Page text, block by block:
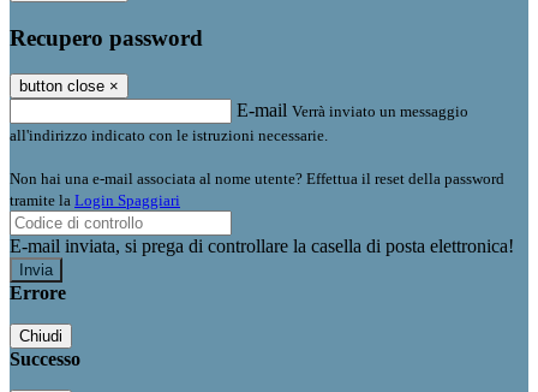
Recupero password
button close ×
E-mail Verrà inviato un messaggio
all'indirizzo indicato con le istruzioni necessarie.
Non hai una e-mail associata al nome utente? Effettua il reset della password
tramite la Login Spaggiari
E-mail inviata, si prega di controllare la casella di posta elettronica!
Errore
Chiudi
Successo